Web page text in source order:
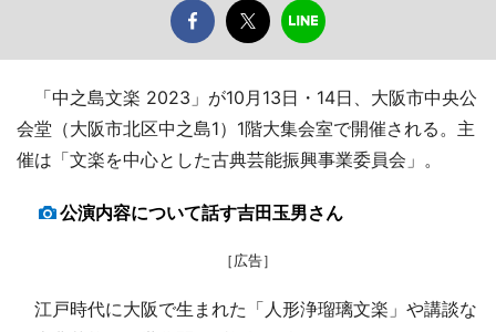
「中之島文楽 2023」が10月13日・14日、大阪市中央公
会堂（大阪市北区中之島1）1階大集会室で開催される。主
催は「文楽を中心とした古典芸能振興事業委員会」。
公演内容について話す吉田玉男さん
［広告］
江戸時代に大阪で生まれた「人形浄瑠璃文楽」や講談な